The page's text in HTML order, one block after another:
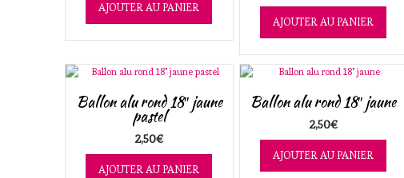
AJOUTER AU PANIER
AJOUTER AU PANIER
Ballon alu rond 18″ jaune
pastel
2,50€
AJOUTER AU PANIER
Ballon alu rond 18″ jaune
2,50€
AJOUTER AU PANIER